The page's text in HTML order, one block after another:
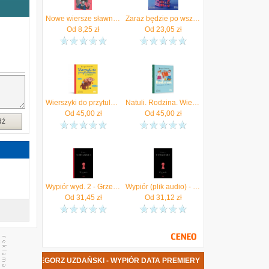
Nowe wiersze sławnych poetów
Od 8,25 zł
Zaraz będzie po wszystkim. Audiobook GRZEGORZ UZDAŃSKI
Od 23,05zł
Wierszyki do przytulania. Zwierzęta Natuli
Od 45,00zł
Natuli. Rodzina. Wierszyki Do Chichotania. Książeczka Dla Dzieci
Od 45,00zł
Wypiór wyd. 2 - Grzegorz Uzdański
Od 31,45zł
Wypiór (plik audio) - Karnawałowe ceny HITÓW. Słuchaj z przyjemnością.
Od 31,12 zł
GRZEGORZ UZDAŃSKI - WYPIÓR DATA PREMIERY